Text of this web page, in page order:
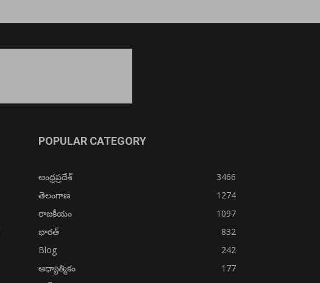
POPULAR CATEGORY
ఆంధ్రప్రదేశ్
3466
తెలంగాణ
1274
రాజకీయం
1097
భారత్
832
Blog
242
ఆధ్యాత్మికం
177